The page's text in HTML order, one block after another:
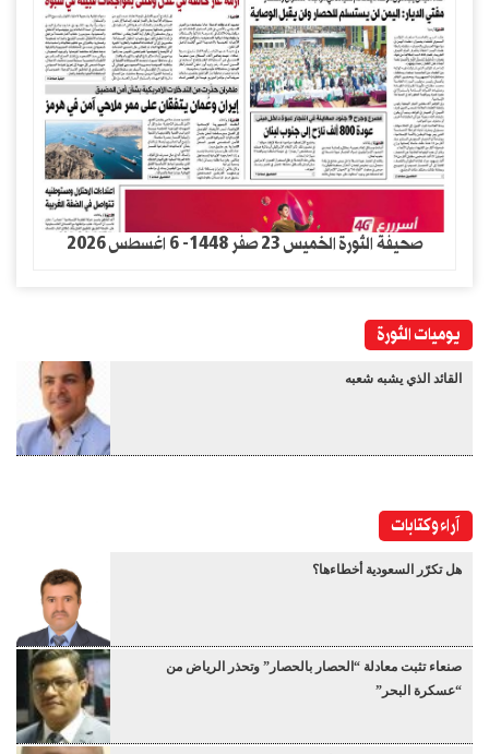
صحيفة الثورة الخميس 23 صفر 1448- 6 اغسطس 2026
يوميات الثورة
القائد الذي يشبه شعبه
آراء وكتابات
هل تكرّر السعودية أخطاءها؟
صنعاء تثبت معادلة “الحصار بالحصار” وتحذر الرياض من
“عسكرة البحر”